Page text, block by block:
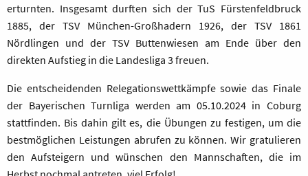
erturnten. Insgesamt durften sich der TuS Fürstenfeldbruck
1885, der TSV München-Großhadern 1926, der TSV 1861
Nördlingen und der TSV Buttenwiesen am Ende über den
direkten Aufstieg in die Landesliga 3 freuen.
Die entscheidenden Relegationswettkämpfe sowie das Finale
der Bayerischen Turnliga werden am 05.10.2024 in Coburg
stattfinden. Bis dahin gilt es, die Übungen zu festigen, um die
bestmöglichen Leistungen abrufen zu können. Wir gratulieren
den Aufsteigern und wünschen den Mannschaften, die im